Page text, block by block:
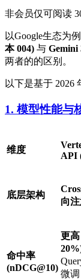
非会员仅可阅读
以Google生态为
本 004) 与 Gemini
两者的的区别。
以下是基于 2026
1. 模型性能与
维度
API
底层架构
向
命中率
(nDCG@10)
更
微